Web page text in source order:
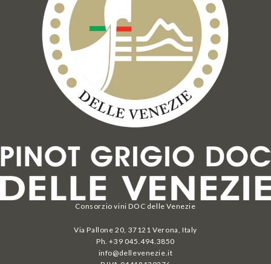
Consorzio vini DOC delle Venezie
Via Pallone 20, 37121 Verona, Italy
Ph. +39 045.494.3850
info@dellevenezie.it